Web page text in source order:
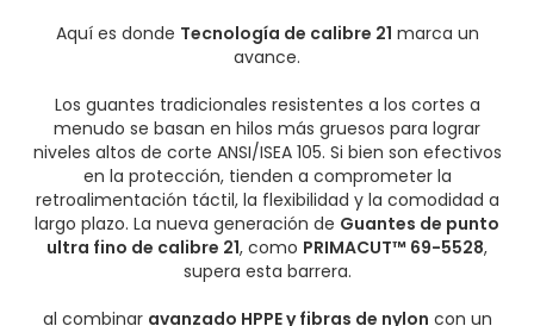
Aquí es donde Tecnología de calibre 21 marca un
avance.
Los guantes tradicionales resistentes a los cortes a
menudo se basan en hilos más gruesos para lograr
niveles altos de corte ANSI/ISEA 105. Si bien son efectivos
en la protección, tienden a comprometer la
retroalimentación táctil, la flexibilidad y la comodidad a
largo plazo. La nueva generación de Guantes de punto
ultra fino de calibre 21, como PRIMACUT™ 69-5528,
supera esta barrera.
al combinar avanzado HPPE y fibras de nylon con un